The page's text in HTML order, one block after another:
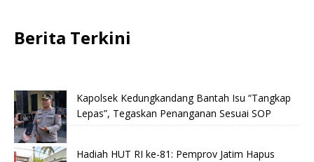
Berita Terkini
Kapolsek Kedungkandang Bantah Isu “Tangkap
Lepas”, Tegaskan Penanganan Sesuai SOP
Hadiah HUT RI ke-81: Pemprov Jatim Hapus